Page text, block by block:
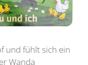
und fühlt sich ein
Wanda